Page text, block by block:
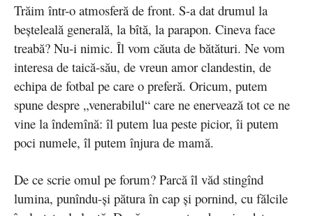
Trăim într-o atmosferă de front. S-a dat drumul la
beşteleală generală, la bîtă, la parapon. Cineva face
treabă? Nu-i nimic. Îl vom căuta de bătături. Ne vom
interesa de taică-său, de vreun amor clandestin, de
echipa de fotbal pe care o preferă. Oricum, putem
spune despre „venerabilul“ care ne enervează tot ce ne
vine la îndemînă: îl putem lua peste picior, îi putem
poci numele, îl putem înjura de mamă.
De ce scrie omul pe forum? Parcă îl văd stingînd
lumina, punîndu-şi pătura în cap şi pornind, cu fălcile